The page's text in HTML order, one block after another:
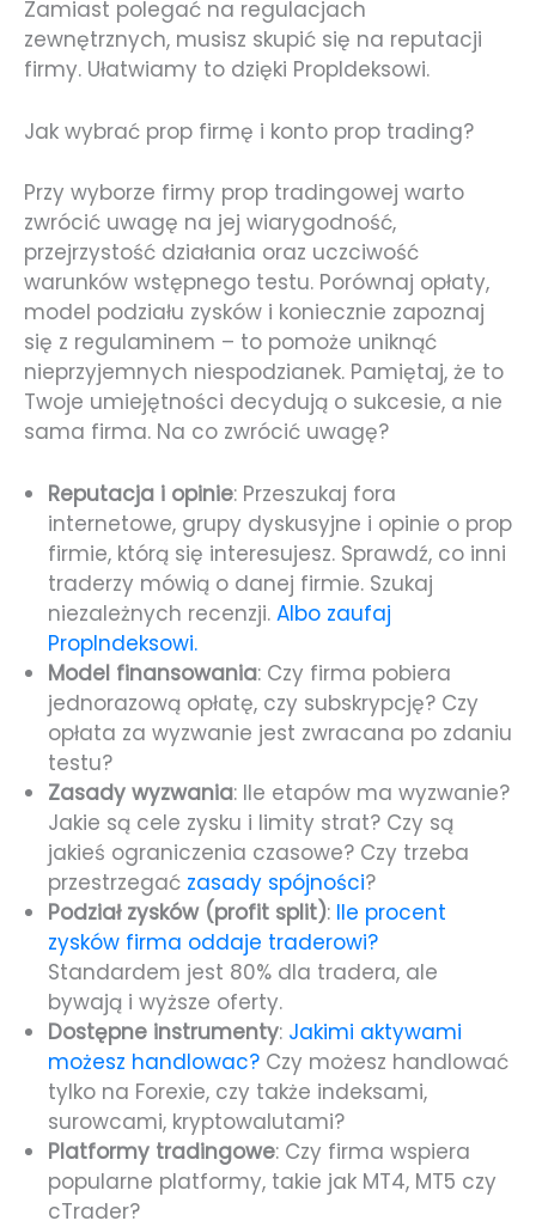
Zamiast polegać na regulacjach
zewnętrznych, musisz skupić się na reputacji
firmy. Ułatwiamy to dzięki PropIdeksowi.
Jak wybrać prop firmę i konto prop trading?
Przy wyborze firmy prop tradingowej warto
zwrócić uwagę na jej wiarygodność,
przejrzystość działania oraz uczciwość
warunków wstępnego testu. Porównaj opłaty,
model podziału zysków i koniecznie zapoznaj
się z regulaminem – to pomoże uniknąć
nieprzyjemnych niespodzianek. Pamiętaj, że to
Twoje umiejętności decydują o sukcesie, a nie
sama firma. Na co zwrócić uwagę?
Reputacja i opinie: Przeszukaj fora
internetowe, grupy dyskusyjne i opinie o prop
firmie, którą się interesujesz. Sprawdź, co inni
traderzy mówią o danej firmie. Szukaj
niezależnych recenzji. Albo zaufaj
PropIndeksowi.
Model finansowania: Czy firma pobiera
jednorazową opłatę, czy subskrypcję? Czy
opłata za wyzwanie jest zwracana po zdaniu
testu?
Zasady wyzwania: Ile etapów ma wyzwanie?
Jakie są cele zysku i limity strat? Czy są
jakieś ograniczenia czasowe? Czy trzeba
przestrzegać zasady spójności?
Podział zysków (profit split): Ile procent
zysków firma oddaje traderowi?
Standardem jest 80% dla tradera, ale
bywają i wyższe oferty.
Dostępne instrumenty: Jakimi aktywami
możesz handlowac? Czy możesz handlować
tylko na Forexie, czy także indeksami,
surowcami, kryptowalutami?
Platformy tradingowe: Czy firma wspiera
popularne platformy, takie jak MT4, MT5 czy
cTrader?